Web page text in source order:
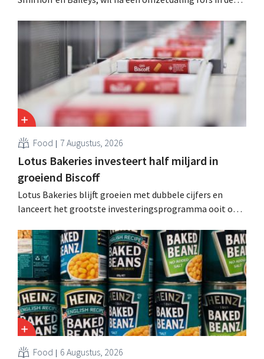
andere Guiness en voorgemixte cocktails.
Food 7 Augustus, 2026
Lotus Bakeries investeert half miljard in
groeiend Biscoff
Lotus Bakeries blijft groeien met dubbele cijfers en
lanceert het grootste investeringsprogramma ooit om
moeten dit momentum grijpen”.
Food 6 Augustus, 2026